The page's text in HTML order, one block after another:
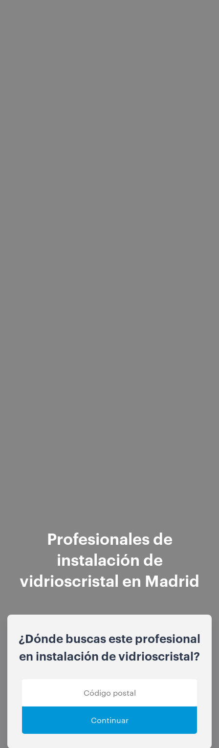
Profesionales de
instalación de
vidrioscristal en Madrid
¿Dónde buscas este profesional
en instalación de vidrioscristal?
Continuar